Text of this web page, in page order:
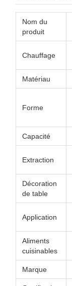
Nom du
produit
Chauffage
Matériau
Forme
Capacité
Extraction
Décoration
de table
Application
Aliments
cuisinables
Marque